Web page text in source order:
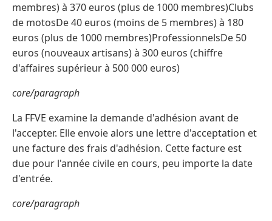
membres) à 370 euros (plus de 1000 membres)Clubs
de motosDe 40 euros (moins de 5 membres) à 180
euros (plus de 1000 membres)ProfessionnelsDe 50
euros (nouveaux artisans) à 300 euros (chiffre
d'affaires supérieur à 500 000 euros)
core/paragraph
La FFVE examine la demande d'adhésion avant de
l'accepter. Elle envoie alors une lettre d'acceptation et
une facture des frais d'adhésion. Cette facture est
due pour l'année civile en cours, peu importe la date
d'entrée.
core/paragraph